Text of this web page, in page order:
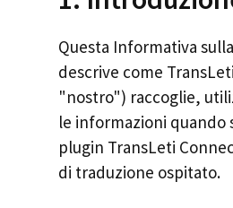
Questa Informativa
descrive come
"nostro") raccoglie,
le informazioni quando
plugin TransLeti
di traduzione ospitato.